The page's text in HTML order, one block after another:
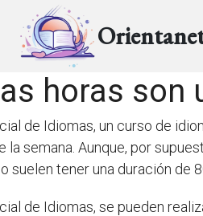
horas son
de Idiomas, un curso de
la semana. Aunque, por
suelen tener una duración de
de Idiomas, se pueden